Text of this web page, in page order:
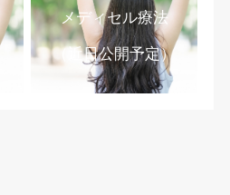
メディセル療法
（近日公開予定）